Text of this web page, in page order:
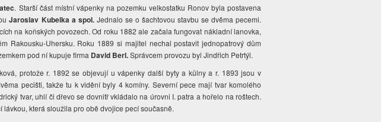
. Starší část místní vápenky na pozemku velkostatku Ronov byla postavena
Jaroslav Kubelka a spol.Jednalo se o šachtovou stavbu se dvěma pecemi.
na koňských povozech. Od roku 1882 ale začala fungovat nákladní lanovka,
Rakousku-Uhersku. Roku 1889 si majitel nechal postavit jednopatrový dům
pod ní kupuje firma David Berl.Správcem provozu byl Jindřich Petrtýl.
protože r. 1892 se objevují u vápenky další byty a kůlny a r. 1893 jsou v
pecišti, takže tu k vidění byly 4 komíny. Severní pece mají tvar komolého
tvar, uhlí či dřevo se dovnitř vkládalo na úrovni I. patra a hořelo na roštech.
která sloužila pro obě dvojice pecí současně.